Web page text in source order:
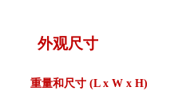
外观尺寸
重量和尺寸 (L x W x H)